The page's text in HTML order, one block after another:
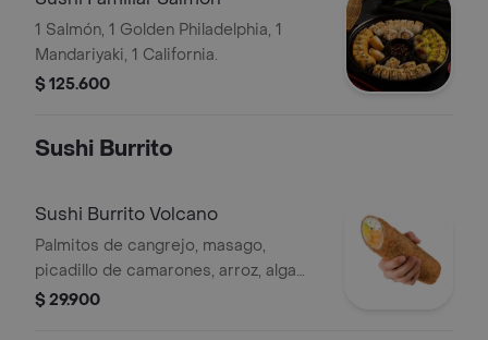
1 Salmón, 1 Golden Philadelphia, 1
Mandariyaki, 1 California.
$ 125.600
Sushi Burrito
Sushi Burrito Volcano
Palmitos de cangrejo, masago,
picadillo de camarones, arroz, alga
nori, aguacate, mayonesa ligeramente
$ 29.900